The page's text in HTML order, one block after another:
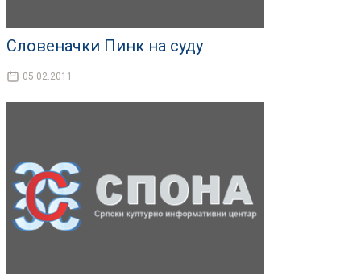
Словеначки Пинк на суду
05.02.2011